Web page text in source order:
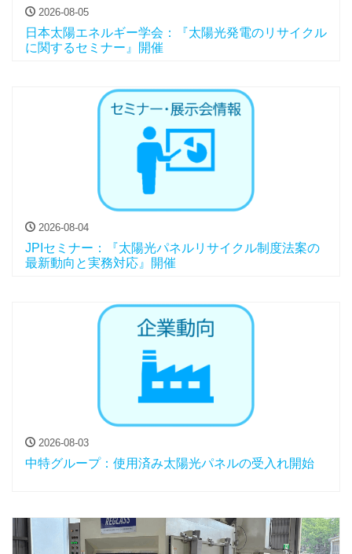
2026-08-05
日本太陽エネルギー学会：『太陽光発電のリサイクル
に関するセミナー』開催
2026-08-04
JPIセミナー：『太陽光パネルリサイクル制度法案の
最新動向と実務対応』開催
2026-08-03
中特グループ：使用済み太陽光パネルの受入れ開始